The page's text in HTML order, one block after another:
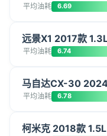
平均油耗 6.69
远景X1 2017款
平均油耗 6.74
马自达CX-30
平均油耗 6.78
柯米克 2018款